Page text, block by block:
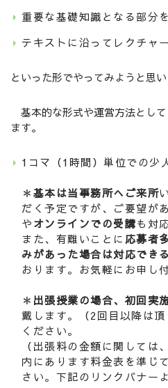
重要な基礎知識となる部分を
テキストに沿ってレクチャー
といった形でやってみようと思い
基本的な形式や運営方法とし
ます。
1コマ（1時間）単位での少
＊基本は当事務所へご来所
だく予定ですが、ご要望が
やオンラインでの受講も対
また、有難いことに 応募者
みがあった場合は対応でき
おります。お気軽にお申し
＊ 出張授業の場合、初回実
戴します。（2回目以降は
ください。
（出張料の金額に関しては
内にあります料金表を準じ
さい。下記のリンクバナー